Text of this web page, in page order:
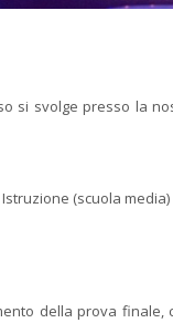
si svolge presso la
(scuola
della prova finale,